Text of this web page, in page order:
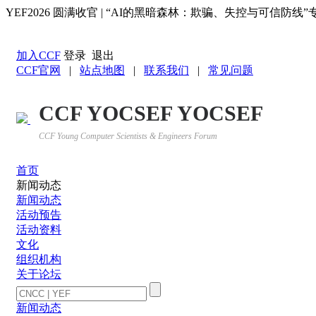
YEF2026 圆满收官 | “AI的黑暗森林：欺骗、失控与可信防线”
加入CCF 登录 退出
CCF官网
| 站点地图 | 联系我们 | 常见问题
CCF YOCSEF YOCSEF
CCF Young Computer Scientists & Engineers Forum
首页
新闻动态
新闻动态
活动预告
活动资料
文化
组织机构
关于论坛
新闻动态